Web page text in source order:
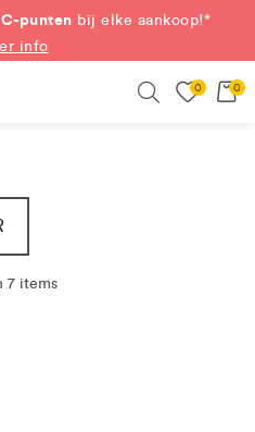
punten bij elke aankoop!*
info
0 0
7 items